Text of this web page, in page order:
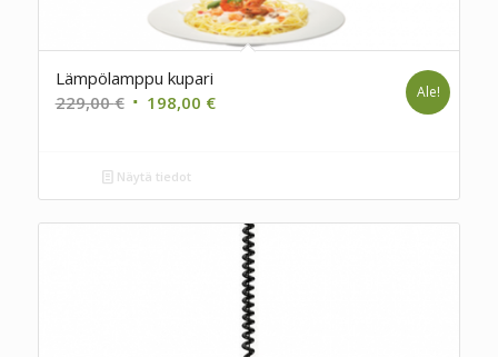
Lämpölamppu kupari
229,00€ Alkuperäinen
229,00 €.
198,00 €Nykyinen
Ale!
Näytä tiedot